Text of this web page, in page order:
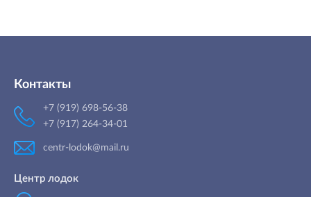
Контакты
+7 (919) 698-56-38
+7 (917) 264-34-01
centr-lodok@mail.ru
Центр лодок